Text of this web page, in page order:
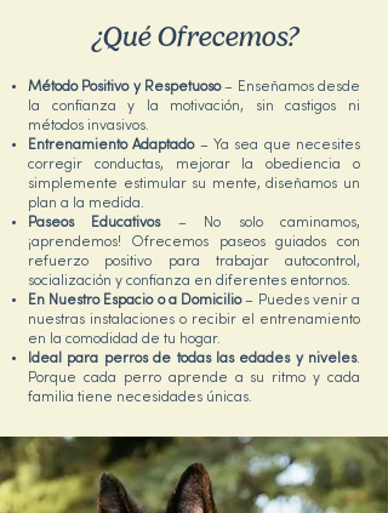
¿Qué Ofrecemos?
Método Positivo y Respetuoso– Enseñamos desde
la confianza y la motivación, sin castigos ni
métodos invasivos.
Entrenamiento Adaptado– Ya sea que necesites
corregir conductas, mejorar la obediencia o
simplemente estimular su mente, diseñamos un
plan a la medida.
Paseos Educativos– No solo caminamos,
¡aprendemos! Ofrecemos paseos guiados con
refuerzo positivo para trabajar autocontrol,
socialización y confianza en diferentes entornos.
En Nuestro Espacio o a Domicilio– Puedes venir a
nuestras instalaciones o recibir el entrenamiento
en la comodidad de tu hogar.
Ideal para perros de todas las edades y niveles.
Porque cada perro aprende a su ritmo y cada
familia tiene necesidades únicas.​​